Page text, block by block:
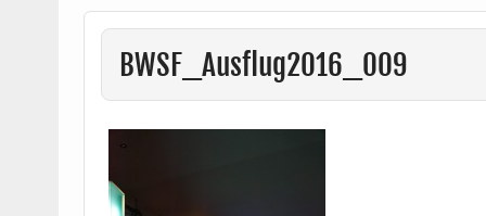
BWSF_Ausflug2016_009